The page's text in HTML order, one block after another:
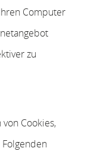
Computer
zu
Cookies,